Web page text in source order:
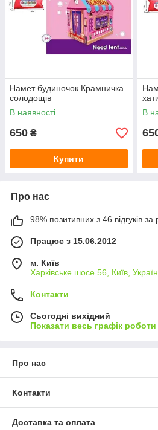
Намет будиночок Крамничка
солодощів
В наявності
650 ₴
Купити
В
Про нас
98% позитивних з 46 відгуків за
Працює з 15.06.2012
м. Київ
Харківське шосе 56, Київ,
Контакти
Сьогодні вихідний
Показати весь графік роботи
Про нас
Контакти
Доставка та оплата